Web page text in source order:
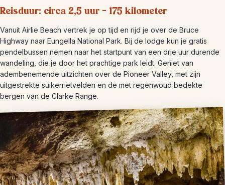
Reisduur: circa 2,5 uur – 175 kilometer
Vanuit Airlie Beach vertrek je op tijd en rijd je over de Bruce
Highway naar Eungella National Park. Bij de lodge kun je gratis
pendelbussen nemen naar het startpunt van een drie uur durende
wandeling, die je door het prachtige park leidt. Geniet van
adembenemende uitzichten over de Pioneer Valley, met zijn
uitgestrekte suikerrietvelden en de met regenwoud bedekte
bergen van de Clarke Range.